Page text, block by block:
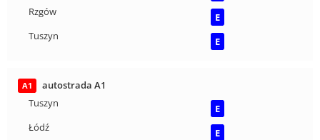
Rzgów
E
Tuszyn
E
A1
autostrada A1
Tuszyn
E
Łódź
E